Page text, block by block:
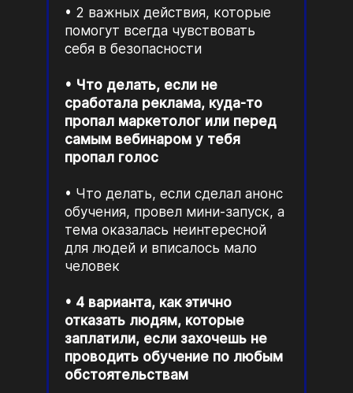
2 важных действия, которые
помогут всегда чувствовать
себя в безопасности
Что делать, если не
сработала реклама, куда-то
пропал маркетолог или перед
самым вебинаром у тебя
пропал голос
Что делать, если сделал анонс
обучения, провел мини-запуск, а
тема оказалась неинтересной
для людей и вписалось мало
человек
4 варианта, как этично
отказать людям, которые
заплатили, если захочешь не
проводить обучение по любым
обстоятельствам